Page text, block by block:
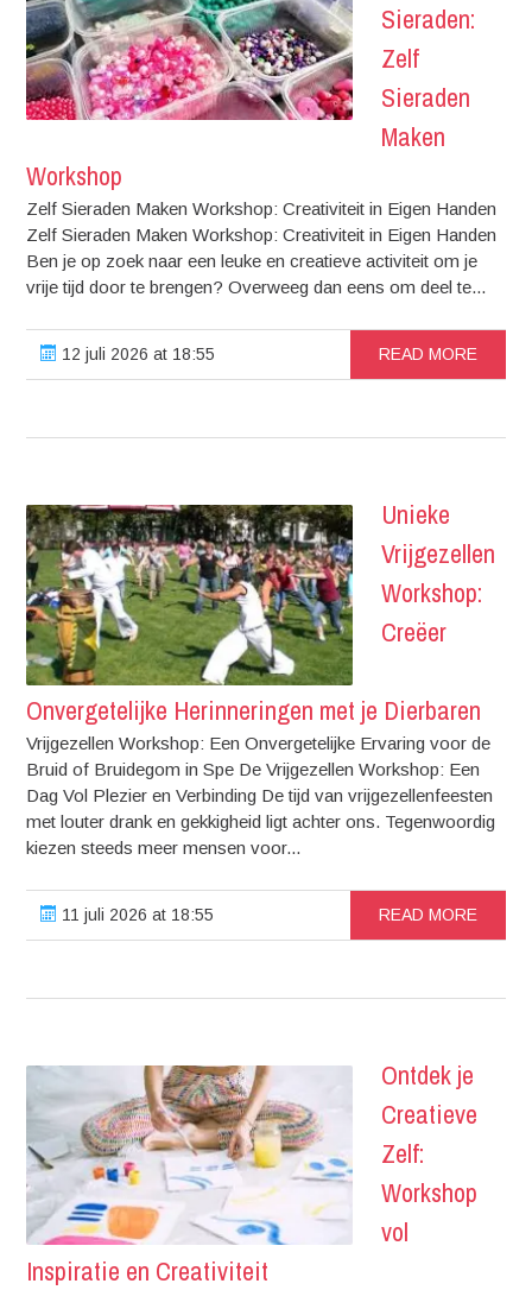
Sieraden:
Zelf
Sieraden
Maken
Workshop
Zelf Sieraden Maken Workshop: Creativiteit in Eigen Handen
Zelf Sieraden Maken Workshop: Creativiteit in Eigen Handen
Ben je op zoek naar een leuke en creatieve activiteit om je
vrije tijd door te brengen? Overweeg dan eens om deel te...
12 juli 2026 at 18:55 READ MORE
Unieke
Vrijgezellen
Workshop:
Creëer
Onvergetelijke Herinneringen met je Dierbaren
Vrijgezellen Workshop: Een Onvergetelijke Ervaring voor de
Bruid of Bruidegom in Spe De Vrijgezellen Workshop: Een
Dag Vol Plezier en Verbinding De tijd van vrijgezellenfeesten
met louter drank en gekkigheid ligt achter ons. Tegenwoordig
kiezen steeds meer mensen voor...
11 juli 2026 at 18:55 READ MORE
Ontdek je
Creatieve
Zelf:
Workshop
vol
Inspiratie en Creativiteit